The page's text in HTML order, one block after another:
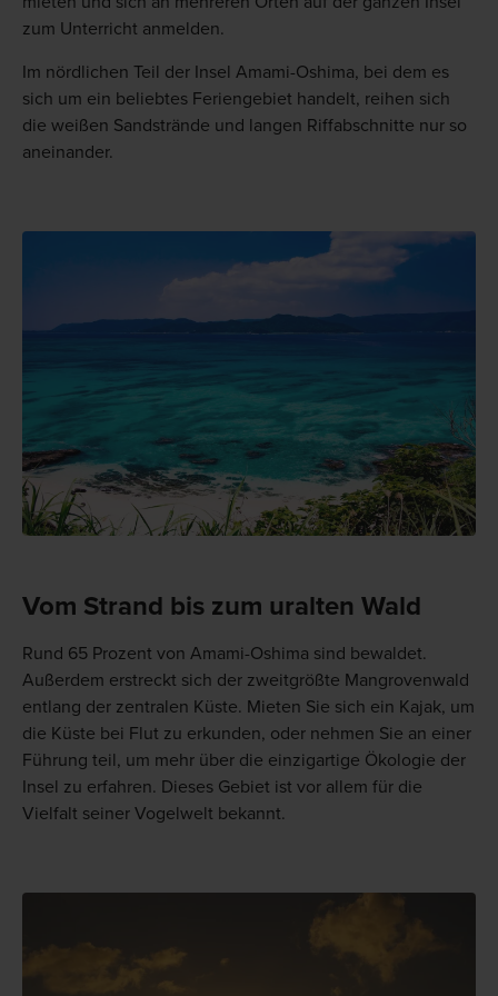
zum Unterricht anmelden.
Im nördlichen Teil der Insel Amami-Oshima, bei dem es
sich um ein beliebtes Feriengebiet handelt, reihen sich
die weißen Sandstrände und langen Riffabschnitte nur so
aneinander.
Vom Strand bis zum uralten Wald
Rund 65 Prozent von Amami-Oshima sind bewaldet.
Außerdem erstreckt sich der zweitgrößte Mangrovenwald
entlang der zentralen Küste. Mieten Sie sich ein Kajak, um
die Küste bei Flut zu erkunden, oder nehmen Sie an einer
Führung teil, um mehr über die einzigartige Ökologie der
Insel zu erfahren. Dieses Gebiet ist vor allem für die
Vielfalt seiner Vogelwelt bekannt.